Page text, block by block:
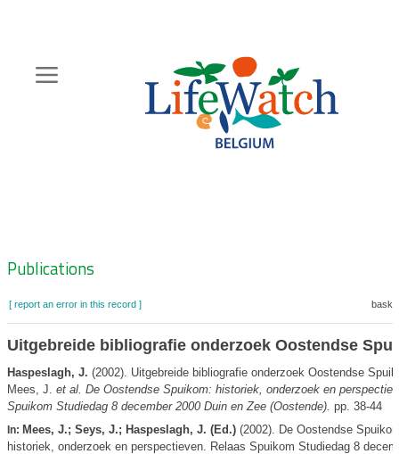
content
Zoeknavigatie
Publications
[ report an error in this record ]
Uitgebreide bibliografie onderzoek Oostendse
Haspeslagh, J. (2002). Uitgebreide bibliografie onderzoek Oostendse
Mees, J. et al. De Oostendse Spuikom: historiek, onderzoek en
Spuikom Studiedag 8 december 2000 Duin en Zee (Oostende). pp. 38-44
In: Mees, J.; Seys, J.; Haspeslagh, J. (Ed.)(2002). De Oostendse
historiek, onderzoek en perspectieven. Relaas Spuikom Studiedag 8